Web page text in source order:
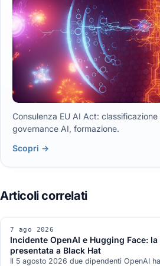
Consulenza EU AI Act:
governance AI, formazione.
Scopri →
7 ago 2026
Incidente OpenAI e Hugging Face:
presentata a Black Hat
Il 5 agosto 2026 due dipendenti OpenAI